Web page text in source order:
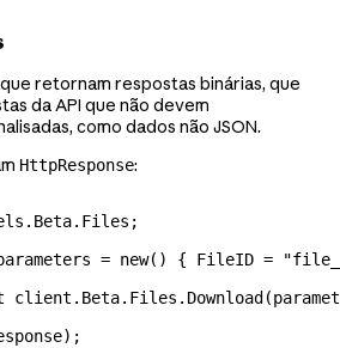
retornam respostas binárias, que
da API que não devem
como dados não JSON.
HttpResponse:
. Beta. Files ;
= new() { FileID =
client . Beta. Files . Download (
);